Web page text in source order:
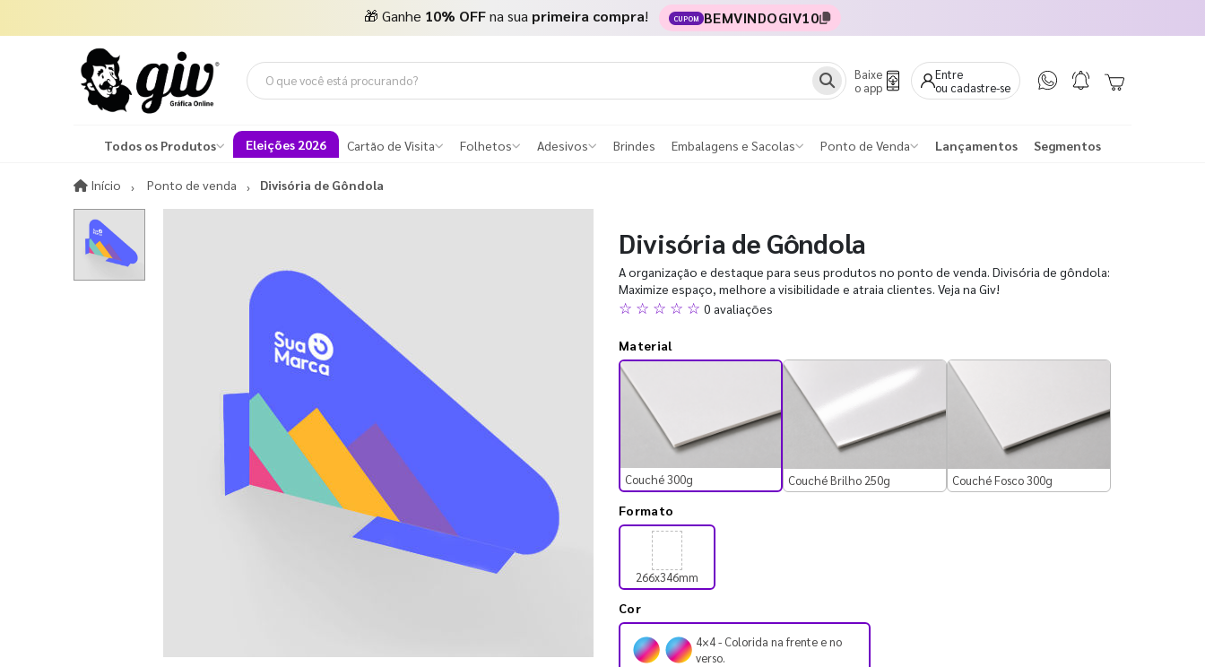
🎁 Ganhe 10% OFFna sua primeira compra! CUPOM BEMVINDOGIV10
Baixe
o app
Entre
ou cadastre-se
Todos os Produtos Eleições 2026 Cartão de Visita Folhetos Adesivos Brindes Embalagens e Sacolas Ponto de Venda Lançamentos Segmentos
Início InícioPonto de venda Divisória de Gôndola
Divisória de Gôndola
A organização e destaque para seus produtos no ponto de venda. Divisória de gôndola:
Maximize espaço, melhore a visibilidade e atraia clientes. Veja na Giv!
☆ ☆ ☆ ☆ ☆ 0 avaliações
Material
Couché 300g Couché Brilho 250g Couché Fosco 300g
Formato
266x346mm
Cor
4×4 - Colorida na frente e no
verso.